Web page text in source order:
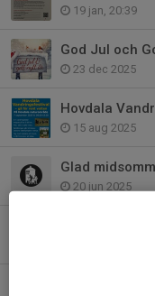
19 jan, 20:39
God Jul och
23 dec 2025
Hovdala
15 aug 2025
Glad
20 jun 2025